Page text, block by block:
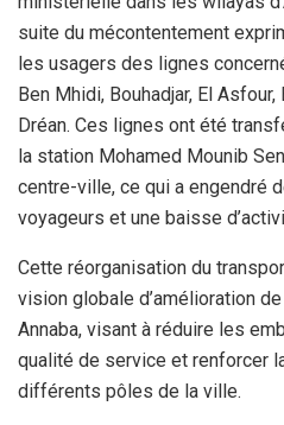
suite du mécontentement
les usagers des lignes
Ben Mhidi, Bouhadjar, El
Dréan. Ces lignes ont été
la station Mohamed Mounib
centre-ville, ce qui a engendré
voyageurs et une baisse
Cette réorganisation du
vision globale d’amélioration
Annaba, visant à réduire les
qualité de service et renforcer
différents pôles de la ville.